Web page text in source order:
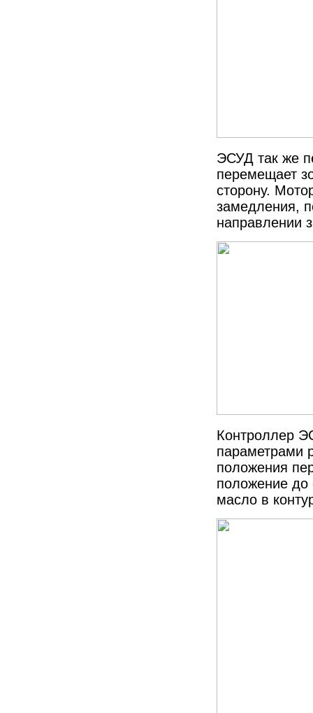
ЭСУД так же
перемещает
сторону.
замедления,
направлении
Контроллер
параметрами
положения
положение до
масло в